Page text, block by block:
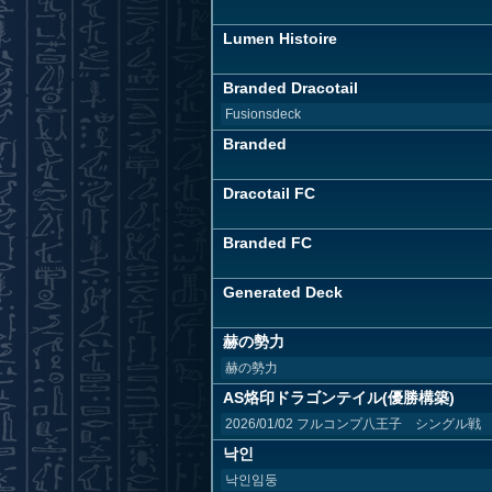
Lumen Histoire
Branded Dracotail
Fusionsdeck
Branded
Dracotail FC
Branded FC
Generated Deck
赫の勢力
赫の勢力
AS烙印ドラゴンテイル(優勝構築)
2026/01/02 フルコンプ八王子 シングル戦
낙인
낙인임둥